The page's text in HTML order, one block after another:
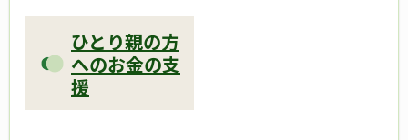
ひとり親の方
へのお金の支
援